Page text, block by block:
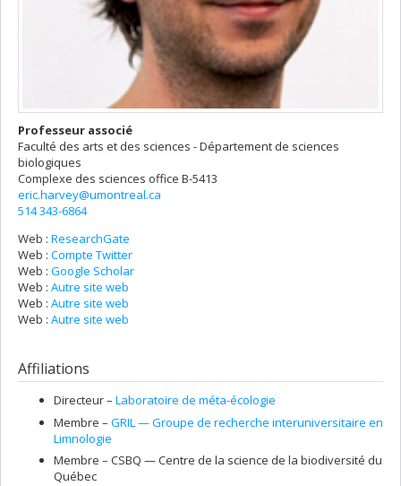
Professeur associé
Faculté des arts et des sciences - Département de sciences
biologiques
Complexe des sciences office B-5413
eric.harvey@umontreal.ca
514 343-6864
Web : ResearchGate
Web : Compte Twitter
Web : Google Scholar
Web : Autre site web
Web : Autre site web
Web : Autre site web
Affiliations
Directeur – Laboratoire de méta-écologie
Membre – GRIL — Groupe de recherche interuniversitaire en
Limnologie
Membre – CSBQ — Centre de la science de la biodiversité du
Québec